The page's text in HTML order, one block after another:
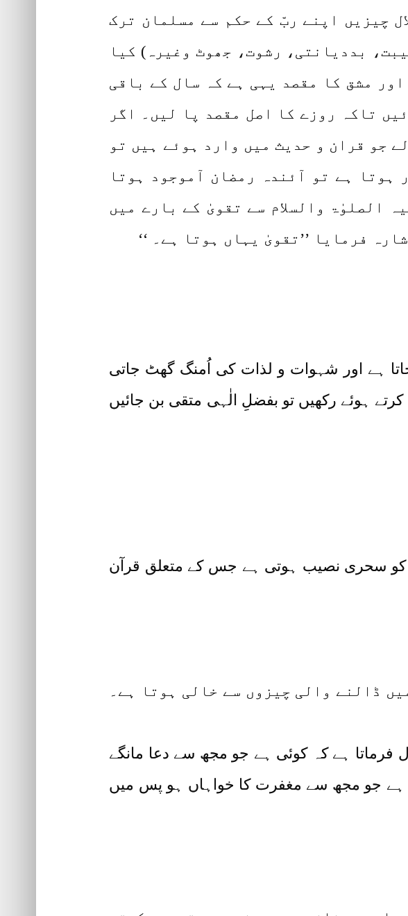
چیزیں اپنے ربّ کے حکم سے مسلمان ترک
بددیانتی، رشوت، جھوٹ وغیرہ) کیا
مشق کا مقصد یہی ہے کہ سال کے باقی
تاکہ روزے کا اصل مقصد پا لیں۔ اگر
جو قران و حدیث میں وارد ہوئے ہیں تو
ہوتا ہے تو آئندہ رمضان آموجود ہوتا
الصلوٰۃ والسلام سے تقویٰ کے بارے میں
فرمایا ’’تقویٰ یہاں ہوتا ہے۔ ‘‘
ہے اور شہوات و لذات کی اُمنگ گھٹ جاتی
ہوئے رکھیں تو بفضلِ الٰہی متقی بن جائیں
کو سحری نصیب ہوتی ہے جس کے متعلق قرآن
ڈالنے والی چیزوں سے خالی ہوتا ہے۔
فرماتا ہے کہ کوئی ہے جو مجھ سے دعا مانگے
ہے جو مجھ سے مغفرت کا خواہاں ہو پس میں